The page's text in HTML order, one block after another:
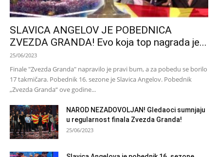
SLAVICA ANGELOV JE POBEDNICA
ZVEZDA GRANDA! Evo koja top nagrada je...
25/06/2023
Finale "Zvezda Granda" napravilo je pravi bum, a za pobedu se borilo
17 takmičara. Pobednik 16. sezone je Slavica Angelov. Pobednik
„Zvezda Granda“ ove godine...
NAROD NEZADOVOLJAN! Gledaoci sumnjaju
u regularnost finala Zvezda Granda!
25/06/2023